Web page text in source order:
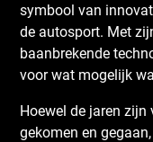
symbool van
de autosport. Met
baanbrekende
voor wat mogelijk
Hoewel de jaren zijn
gekomen en